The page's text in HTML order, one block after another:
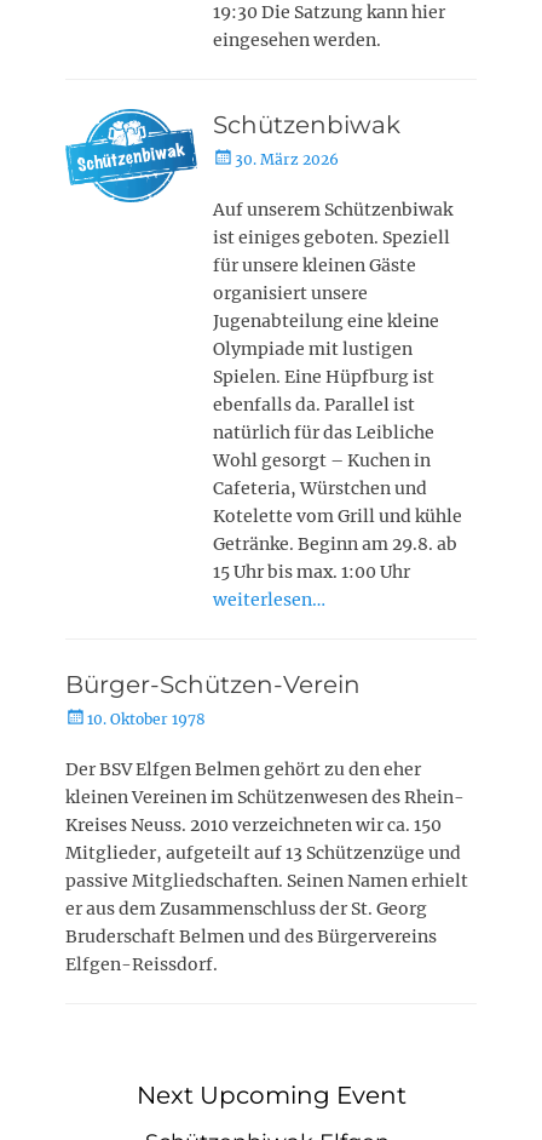
19:30 Die Satzung kann hier
eingesehen werden.
Schützenbiwak
Posted30. März 2026
Auf unserem Schützenbiwak
ist einiges geboten. Speziell
für unsere kleinen Gäste
organisiert unsere
Jugenabteilung eine kleine
Olympiade mit lustigen
Spielen. Eine Hüpfburg ist
ebenfalls da. Parallel ist
natürlich für das Leibliche
Wohl gesorgt – Kuchen in
Cafeteria, Würstchen und
Kotelette vom Grill und kühle
Getränke. Beginn am 29.8. ab
15 Uhr bis max. 1:00 Uhr
weiterlesen…
Bürger-Schützen-Verein
Posted
10. Oktober 1978
Der BSV Elfgen Belmen gehört zu den eher
kleinen Vereinen im Schützenwesen des Rhein-
Kreises Neuss. 2010 verzeichneten wir ca. 150
Mitglieder, aufgeteilt auf 13 Schützenzüge und
passive Mitgliedschaften. Seinen Namen erhielt
er aus dem Zusammenschluss der St. Georg
Bruderschaft Belmen und des Bürgervereins
Elfgen-Reissdorf.
Next Upcoming Event